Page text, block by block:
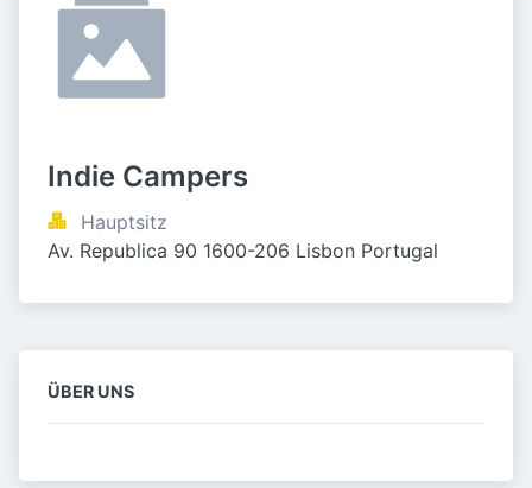
Indie Campers
Hauptsitz
Av. Republica 90 1600-206 Lisbon Portugal
ÜBER UNS